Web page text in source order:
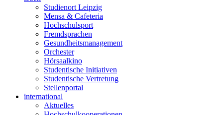
Studienort Leipzig
Mensa & Cafeteria
Hochschulsport
Fremdsprachen
Gesundheitsmanagement
Orchester
Hörsaalkino
Studentische Initiativen
Studentische Vertretung
Stellenportal
international
Aktuelles